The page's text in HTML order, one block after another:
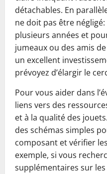
détachables. En
ne doit pas être
plusieurs années et
jumeaux ou des amis
un excellent
prévoyez d’élargir le
Pour vous aider dans
liens vers des
et à la qualité des
des schémas simples
composant et vérifier
exemple, si vous
supplémentaires sur